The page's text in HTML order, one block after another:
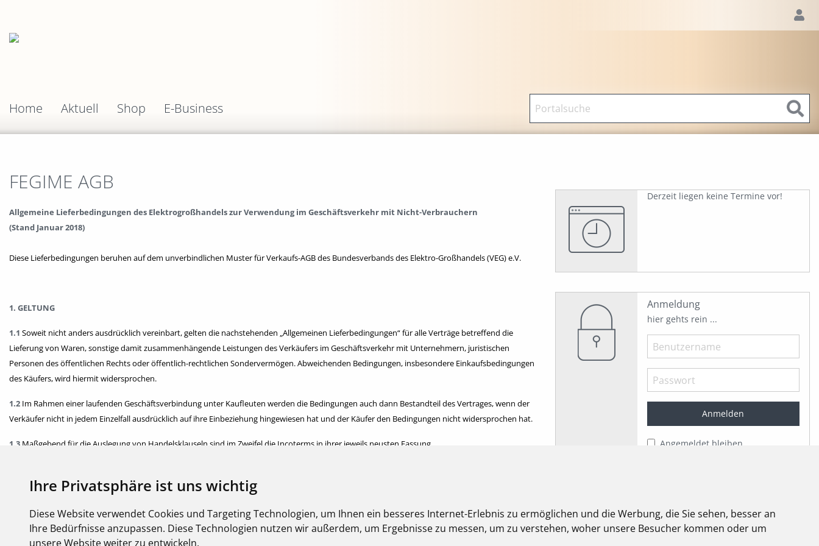
Ihre Privatsphäre ist uns wichtig
Diese Website verwendet Cookies und Targeting Technologien, um Ihnen ein besseres Internet-Erlebnis zu ermöglichen und die Werbung, die Sie sehen, besser an
Ihre Bedürfnisse anzupassen. Diese Technologien nutzen wir außerdem, um Ergebnisse zu messen, um zu verstehen, woher unsere Besucher kommen oder um
unsere Website weiter zu entwickeln.
Home Aktuell Shop E-Business
FEGIME AGB
Allgemeine Lieferbedingungen des Elektrogroßhandels zur Verwendung im Geschäftsverkehr mit Nicht-Verbrauchern
(Stand Januar 2018)
Diese Lieferbedingungen beruhen auf dem unverbindlichen Muster für Verkaufs-AGB des Bundesverbands des Elektro-Großhandels (VEG) e.V.
1. GELTUNG
1.1 Soweit nicht anders ausdrücklich vereinbart, gelten die nachstehenden „Allgemeinen Lieferbedingungen“ für alle Verträge betreffend die
Lieferung von Waren, sonstige damit zusammenhängende Leistungen des Verkäufers im Geschäftsverkehr mit Unternehmern, juristischen
Personen des öffentlichen Rechts oder öffentlich-rechtlichen Sondervermögen. Abweichenden Bedingungen, insbesondere Einkaufsbedingungen
des Käufers, wird hiermit widersprochen.
1.2 Im Rahmen einer laufenden Geschäftsverbindung unter Kaufleuten werden die Bedingungen auch dann Bestandteil des Vertrages, wenn der
Verkäufer nicht in jedem Einzelfall ausdrücklich auf ihre Einbeziehung hingewiesen hat und der Käufer den Bedingungen nicht widersprochen hat.
1.3 Maßgebend für die Auslegung von Handelsklauseln sind im Zweifel die Incoterms in ihrer jeweils neusten Fassung.
2. ANGEBOTE UND VERTRAGSABSCHLUSS
Die in den Katalogen und Verkaufsunterlagen des Verkäufers, sowie - soweit nicht ausdrücklich als verbindlich bezeichnet - im Internet
enthaltenen Angebote sind stets freibleibend, d.h. nur als Aufforderung zur Abgabe eines Angebots zu verstehen.
Derzeit liegen keine Termine vor!
Anmeldung
hier gehts rein ...
Angemeldet bleiben
elektroforum